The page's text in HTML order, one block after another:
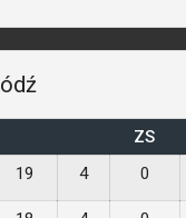
ZS
19 4 0